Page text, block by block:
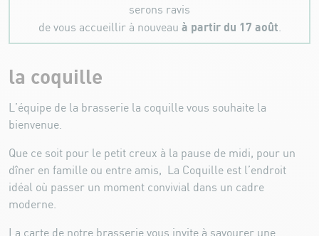
serons ravis
de vous accueillir à nouveau à partir du 17 août.
la coquille
L’équipe de la brasserie la coquille vous souhaite la
bienvenue.
Que ce soit pour le petit creux à la pause de midi, pour un
dîner en famille ou entre amis, La Coquille est l’endroit
idéal où passer un moment convivial dans un cadre
moderne.
La carte de notre brasserie vous invite à savourer une